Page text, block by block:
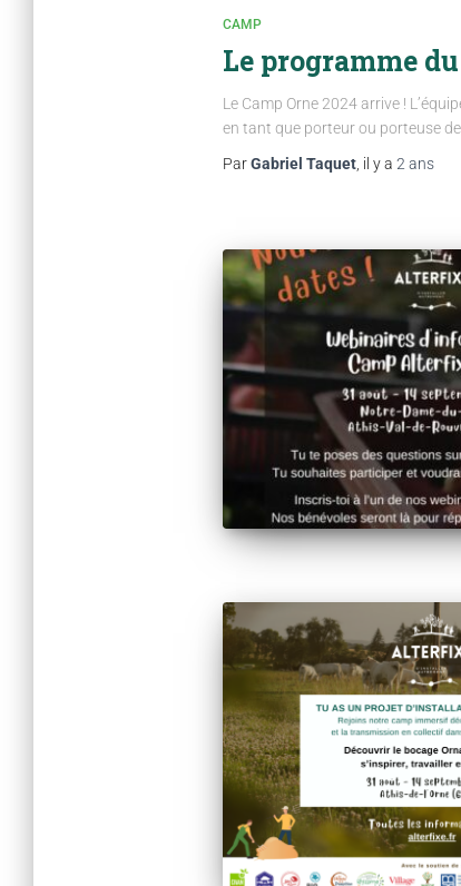
CAMP
Le programme
Le Camp Orne 2024 arrive !
en tant que porteur ou porteuse
ParGabriel Taquet, il y a 2 ans